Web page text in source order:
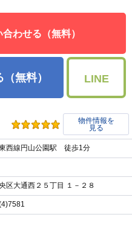
わせる（無料）
無料） LINE
物件情報を
見る
西線円山公園駅 徒歩1分
区大通西２５丁目 １－２８